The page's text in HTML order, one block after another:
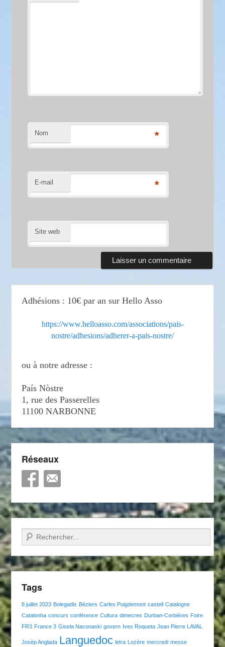
Nom *
E-mail *
Site web
Adhésions : 10€ par an sur Hello Asso
https://www.helloasso.com/associations/pais-
nostre/adhesions/adherer-a-pais-nostre/
ou à notre adresse :
País Nòstre
1, rue des Passerelles
11100 NARBONNE
Réseaux
Recherche
Tags
8 juillet 2023 Bolegadis Béziers Carles Puigdemont castell Catalogne
Catalonha concurs conférence Cultura dimecres Durban-Corbières Foire
FR3 France 3 Gisela Naconaski govern Ives Roqueta Jean Pierre LAVAL
Josèp Anglada Languedoc letra Lozère mercredi messe